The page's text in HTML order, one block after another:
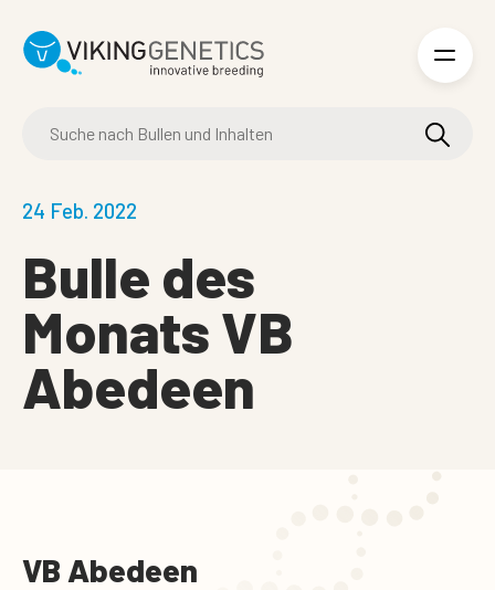
24 Feb. 2022
Bulle des
MonatsVB
Abedeen
VB Abedeen